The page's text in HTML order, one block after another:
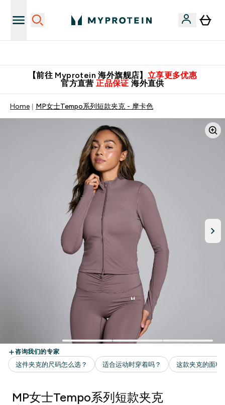
【前往 Myprotein 海外旗舰店】 立享更多优惠
官方直营 正品保证 海外直供
Home MP女士Tempo系列短款夹克 - 摩卡色
MP女士Tempo系列短款夹克